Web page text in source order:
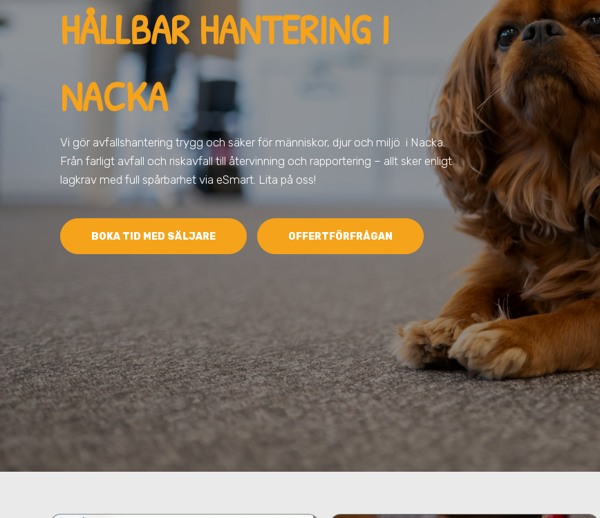
HÅLLBAR HANTERING I
NACKA
Vi gör avfallshantering trygg och säker för människor, djur och miljö i Nacka.
Från farligt avfall och riskavfall till återvinning och rapportering – allt sker enligt
lagkrav med full spårbarhet via eSmart. Lita på oss!
BOKA TID MED SÄLJARE OFFERTFÖRFRÅGAN